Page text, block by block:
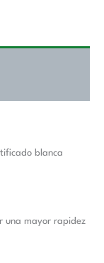
blanca
una mayor rapidez